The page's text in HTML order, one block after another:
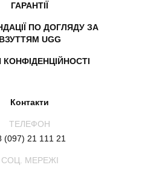
ГАРАНТІЇ
ПО ДОГЛЯДУ ЗА
ВЗУТТЯМ UGG
Контакти
ТЕЛЕФОН
(097) 21 111 21
СОЦ. МЕРЕЖІ